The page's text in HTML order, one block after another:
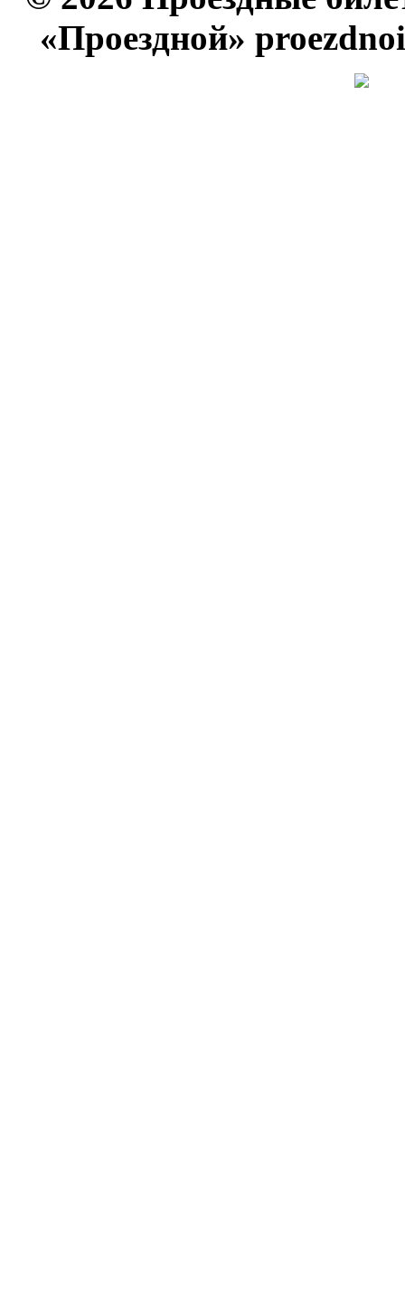
«Проездной»